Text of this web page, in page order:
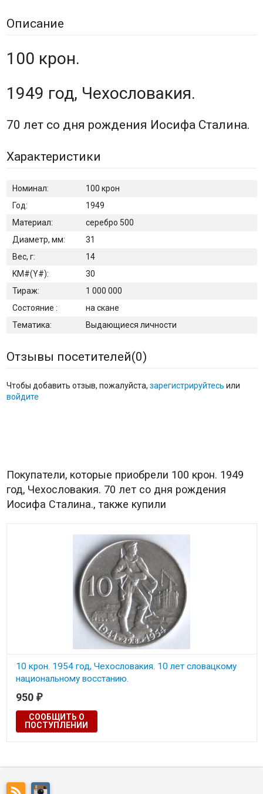
Описание
100 крон.
1949 год, Чехословакия.
70 лет со дня рождения Иосифа Сталина.
Характеристики
Номинал:
100 крон
Год:
1949
Материал:
серебро 500
Диаметр, мм:
31
Вес, г:
14
KM#(Y#):
30
Тираж:
1 000 000
Состояние :
на скане
Тематика:
Выдающиеся личности
Отзывы посетителей(0)
Чтобы добавить отзыв, пожалуйста, зарегистрируйтесь или
войдите
Покупатели, которые приобрели 100 крон. 1949
год, Чехословакия. 70 лет со дня рождения
Иосифа Сталина., также купили
10 крон. 1954 год, Чехословакия. 10 лет словацкому
национальному восстанию.
950 ₽
СООБЩИТЬ О
ПОСТУПЛЕНИИ